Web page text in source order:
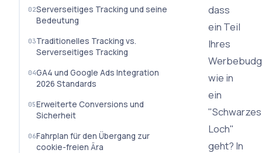
Serverseitiges Tracking und seine
Bedeutung
Traditionelles Tracking vs.
Serverseitiges Tracking
GA4 und Google Ads Integration
2026 Standards
Erweiterte Conversions und
Sicherheit
Fahrplan für den Übergang zur
cookie-freien Ära
dass
ein Teil
Ihres
wie in
ein
"Schwarzes
Loch"
geht? In